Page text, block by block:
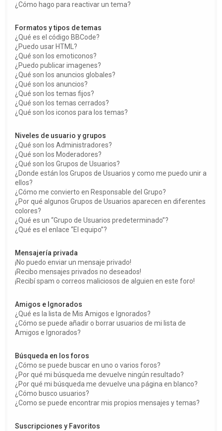
¿Cómo hago para reactivar un tema?
Formatos y tipos de temas
¿Qué es el código BBCode?
¿Puedo usar HTML?
¿Qué son los emoticonos?
¿Puedo publicar imagenes?
¿Qué son los anuncios globales?
¿Qué son los anuncios?
¿Qué son los temas fijos?
¿Qué son los temas cerrados?
¿Qué son los iconos para los temas?
Niveles de usuario y grupos
¿Qué son los Administradores?
¿Qué son los Moderadores?
¿Qué son los Grupos de Usuarios?
¿Donde están los Grupos de Usuarios y como me puedo unir a
ellos?
¿Cómo me convierto en Responsable del Grupo?
¿Por qué algunos Grupos de Usuarios aparecen en diferentes
colores?
¿Qué es un “Grupo de Usuarios predeterminado”?
¿Qué es el enlace “El equipo”?
Mensajería privada
¡No puedo enviar un mensaje privado!
¡Recibo mensajes privados no deseados!
¡Recibí spam o correos maliciosos de alguien en este foro!
Amigos e Ignorados
¿Qué es la lista de Mis Amigos e Ignorados?
¿Cómo se puede añadir o borrar usuarios de mi lista de
Amigos e Ignorados?
Búsqueda en los foros
¿Cómo se puede buscar en uno o varios foros?
¿Por qué mi búsqueda me devuelve ningún resultado?
¿Por qué mi búsqueda me devuelve una página en blanco?
¿Cómo busco usuarios?
¿Como se puede encontrar mis propios mensajes y temas?
Suscripciones y Favoritos